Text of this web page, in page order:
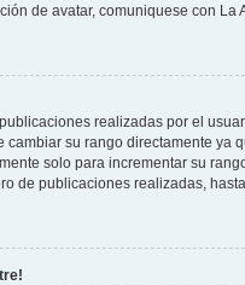
de avatar, comuniquese con La
realizadas por el
su rango directamente ya
solo para incrementar su
de publicaciones realizadas,